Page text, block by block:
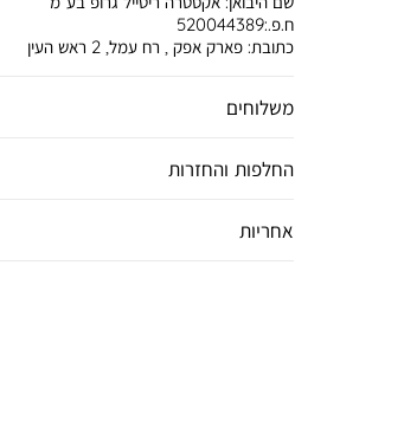
ח.פ.:520044389
כתובת:פארק אפק , רח עמל, 2 ראש העין
משלוחים
החלפות והחזרות
אחריות